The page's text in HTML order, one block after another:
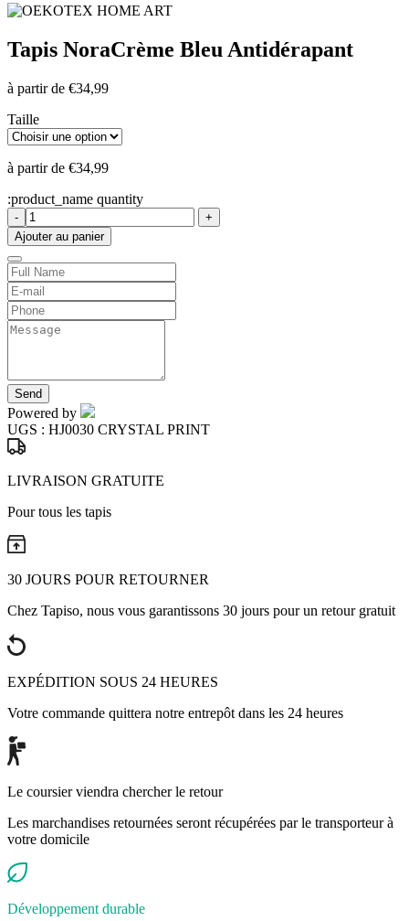
Tapis NoraCrème Bleu Antidérapant
à partir de €34,99
Taille
à partir de €34,99
:product_name quantity
-
+
Ajouter au panier
Send
Powered by
UGS : HJ0030 CRYSTAL PRINT
LIVRAISON GRATUITE
Pour tous les tapis
30 JOURS POUR RETOURNER
Chez Tapiso, nous vous garantissons 30 jours pour un retour gratuit
EXPÉDITION SOUS 24 HEURES
Votre commande quittera notre entrepôt dans les 24 heures
Le coursier viendra chercher le retour
Les marchandises retournées seront récupérées par le transporteur à
votre domicile
Développement durable